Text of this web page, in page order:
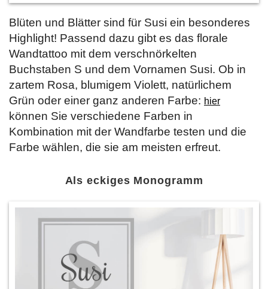
Blüten und Blätter sind für Susi ein besonderes
Highlight! Passend dazu gibt es das florale
Wandtattoo mit dem verschnörkelten
Buchstaben S und dem Vornamen Susi. Ob in
zartem Rosa, blumigem Violett, natürlichem
Grün oder einer ganz anderen Farbe: hier
können Sie verschiedene Farben in
Kombination mit der Wandfarbe testen und die
Farbe wählen, die sie am meisten erfreut.
Als eckiges Monogramm